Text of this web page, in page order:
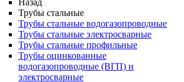
Назад
Трубы стальные
Трубы стальные водогазопроводные
Трубы стальные электросварные
Трубы стальные профильные
Трубы оцинкованные
водогазопроводные (ВГП) и
электросварные